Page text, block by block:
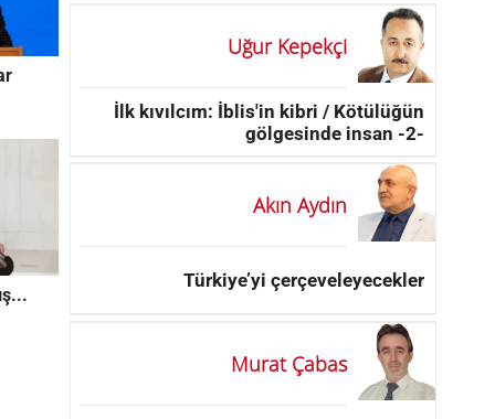
Uğur Kepekçi
İlk kıvılcım: İblis'in kibri / Kötülüğün
gölgesinde insan -2-
Akın Aydın
Türkiye’yi çerçeveleyecekler
Murat Çabas